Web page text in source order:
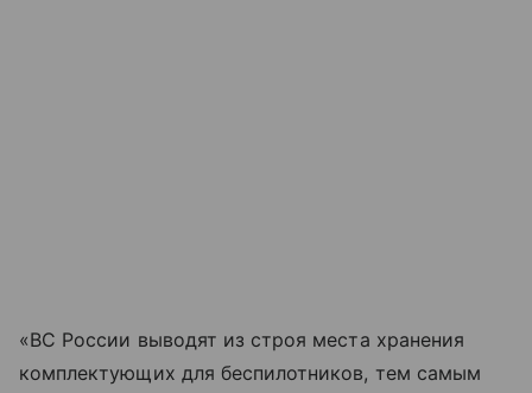
«ВС России выводят из строя места хранения
комплектующих для беспилотников, тем самым